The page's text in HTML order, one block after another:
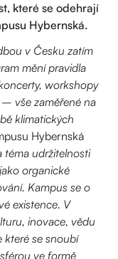
které se odehrají
Hybernská.
v Česku zatím
mění pravidla
workshopy
vše zaměřené na
klimatických
Hybernská
téma udržitelnosti
organické
Kampus se o
existence. V
inovace, vědu
které se snoubí
ve formě